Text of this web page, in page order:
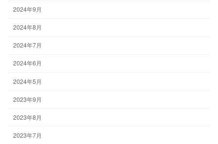
2024年9月
2024年8月
2024年7月
2024年6月
2024年5月
2023年9月
2023年8月
2023年7月